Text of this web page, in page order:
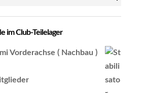
im Club-Teilelager
Vorderachse ( Nachbau )